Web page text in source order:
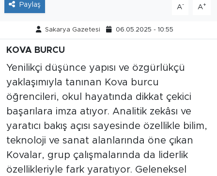
Paylaş A- A+
Sakarya Gazetesi 06.05.2025 - 10:55
KOVA BURCU
Yenilikçi düşünce yapısı ve özgürlükçü
yaklaşımıyla tanınan Kova burcu
öğrencileri, okul hayatında dikkat çekici
başarılara imza atıyor. Analitik zekâsı ve
yaratıcı bakış açısı sayesinde özellikle bilim,
teknoloji ve sanat alanlarında öne çıkan
Kovalar, grup çalışmalarında da liderlik
özellikleriyle fark yaratıyor. Geleneksel